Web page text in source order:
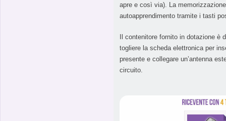
apre e così via). La
autoapprendimento tramite i tasti
Il contenitore fornito in dotazione è
togliere la scheda elettronica per
presente e collegare un’antenna
circuito.